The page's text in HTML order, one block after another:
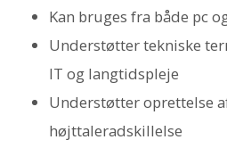
Kan bruges fra både pc
Understøtter tekniske
IT og langtidspleje
Understøtter oprettelse
højttaleradskillelse